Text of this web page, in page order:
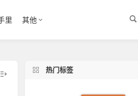
里 其他
热门标签